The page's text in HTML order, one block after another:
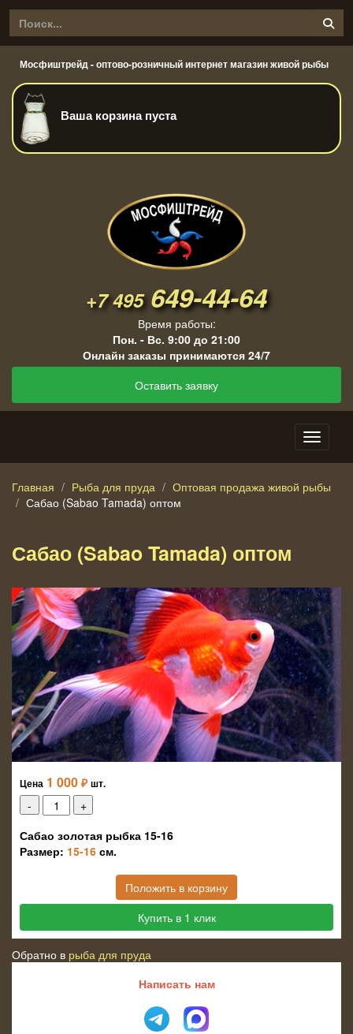
Мосфиштрейд - оптово-розничный интернет магазин живой рыбы
Ваша корзина пуста
+7 495649-44-64
Время работы:
Пон. - Вс. 9:00 до 21:00
Онлайн заказы принимаются 24/7
Оставить заявку
Главная Рыба для пруда
Оптовая продажа живой рыбы
Сабао (Sabao Tamada) оптом
Сабао (Sabao Tamada) оптом
Цена 1 000 ₽ шт.
Сабао золотая рыбка 15-16
Размер: 15-16 см.
Положить в корзину
Купить в 1 клик
Обратно в рыба для пруда
Написать нам